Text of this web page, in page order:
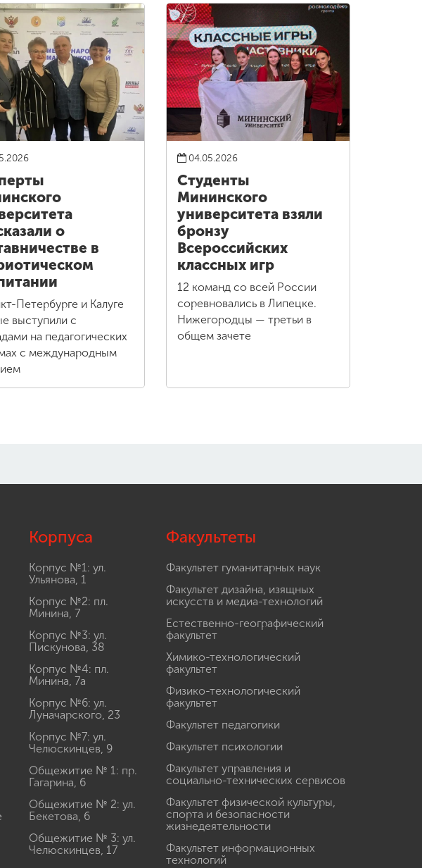
о
в
Петербурге и Калуге
выступили с
на педагогических
с международным
04.05.2026
Студенты
Мининского
университета взяли
бронзу
Всероссийских
классных игр
12 команд со всей России
соревновались в Липецке.
Нижегородцы — третьи в
общем зачете
Корпуса
Корпус №1: ул.
Ульянова, 1
Корпус №2: пл.
Минина, 7
Корпус №3: ул.
Пискунова, 38
Корпус №4: пл.
Минина, 7а
Корпус №6: ул.
Луначарского, 23
Корпус №7: ул.
Челюскинцев, 9
Общежитие № 1: пр.
Гагарина, 6
Общежитие № 2: ул.
Бекетова, 6
Общежитие № 3: ул.
Челюскинцев, 17
Факультеты
Факультет гуманитарных наук
Факультет дизайна, изящных
искусств и медиа-технологий
Естественно-географический
факультет
Химико-технологический
факультет
Физико-технологический
факультет
Факультет педагогики
Факультет психологии
Факультет управления и
социально-технических сервисов
Факультет физической культуры,
спорта и безопасности
жизнедеятельности
Факультет информационных
технологий